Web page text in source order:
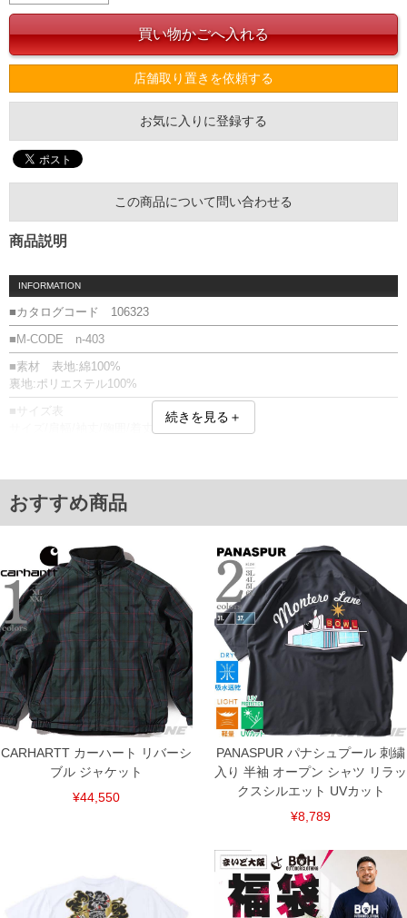
店舗取り置きを依頼する
お気に入りに登録する
この商品について問い合わせる
商品説明
INFORMATION
■カタログコード 106323
■M-CODE n-403
■素材 表地:綿100%
裏地:ポリエステル100%
■サイズ表
サイズ/肩幅/袖丈/胸囲/着丈
単位はcm
※【返品交換について】
ご了承くださいませ。
※【ボトムの裾上げをご希望の場合】
裾上げ料金は500円+税となります。
備考欄に股下●cmとご記入下さい。（裾上げ無料対象商品は1本につき税込6,000円以
上の品が対象。1本5,999円以下の商品は有料（500円+税）となります。）
出荷まで約1週間～20日間程お時間を頂く場合がございます。
尚、裾上げした商品は返品・交換不可となりますので、予めご了承下さい。
一部、お直しに対応出来ない商品がございます。(例：裾にファスナーや調節ひもが付
いている、極端なデザインが施されている等)
※商品によって若干のサイズの誤差がございます。また、お客様がご使用の環境（コ
ンピュータ画面）によって、商品の色味が若干異なる場合がございます。予めご了承
ください。
舗からのお取り寄せ等により、お客様にご迷惑をお掛けしてしまう場合がございま
す。そのようなことがない様最大限に努めておりますが、もしあった場合速やかにご
続きを見る＋
おすすめ商品
CARHARTT カーハート リバーシ
ブル ジャケット
¥44,550
PANASPUR パナシュプール 刺繍
入り 半袖 オープン シャツ リラッ
クスシルエット UVカット
¥8,789